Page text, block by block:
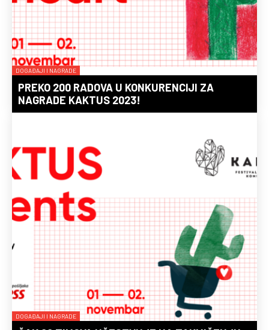
DOGAĐAJI I NAGRADE
PREKO 200 RADOVA U KONKURENCIJI ZA
NAGRADE KAKTUS 2023!
DOGAĐAJI I NAGRADE